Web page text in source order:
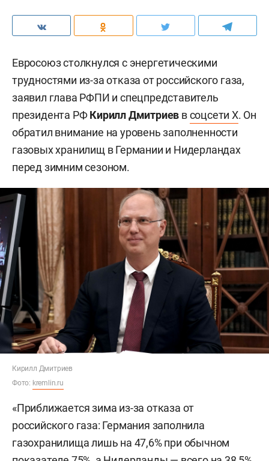
Евросоюз столкнулся с энергетическими
трудностями из-за отказа от российского газа,
заявил глава РФПИ и спецпредставитель
президента РФКирилл Дмитриев всоцсети X. Он
обратил внимание на уровень заполненности
газовых хранилищ в Германии и Нидерландах
перед зимним сезоном.
Кирилл Дмитриев
Фото: kremlin.ru
«Приближается зима из-за отказа от
российского газа: Германия заполнила
газохранилища лишь на 47,6% при обычном